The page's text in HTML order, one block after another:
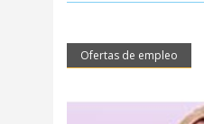
Ofertas de empleo